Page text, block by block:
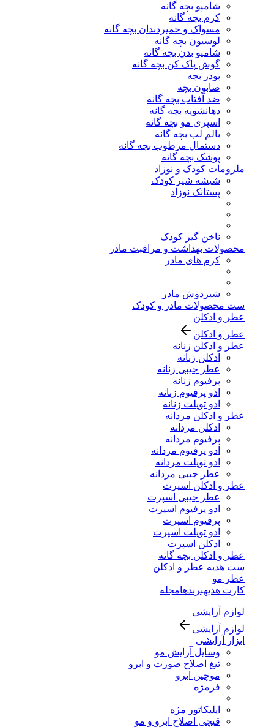
شامپو بچه گانه
کرم بچه گانه
مسواک و خمیردندان بچه گانه
لوسیون بچه گانه
شامپو بدن بچه گانه
گوش پاک کن بچه گانه
پودر بچه
صابون بچه
ضد آفتاب بچه گانه
دهانشویه بچه گانه
اسپری مو بچه گانه
بالم لب بچه گانه
دستمال مرطوب بچه گانه
پوشک بچه گانه
ملزومات کودک و نوزاد
شیشه شیر کودک
پستانک نوزاد
ناخن گیر کودک
محصولات بهداشت و مراقبت مادر
کرم های مادر
شیردوش مادر
ست محصولات مادر و کودک
عطر و ادکلن
عطر و ادکلن
عطر و ادکلن زنانه
ادکلن زنانه
عطر جیبی زنانه
پرفیوم زنانه
ادو پرفیوم زنانه
ادو تویلت زنانه
عطر و ادکلن مردانه
ادکلن مردانه
پرفیوم مردانه
ادو پرفیوم مردانه
ادو تویلت مردانه
عطر جیبی مردانه
عطر و ادکلن اسپرت
عطر جیبی اسپرت
ادو پرفیوم اسپرت
پرفیوم اسپرت
ادو تویلت اسپرت
ادکلن اسپرت
عطر و ادکلن بچه گانه
ست هدیه عطر و ادکلن
عطر مو
کارت هدیهبرندهامجله
لوازم آرایشی
لوازم آرایشی
ابزار آرایشی
وسایل آرایش مو
تیغ اصلاح صورت و ابرو
موچین ابرو
فرمژه
اپلیکاتور مژه
قیچی اصلاح ابرو و مو